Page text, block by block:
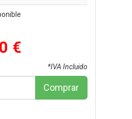
€
*IVA Incluido
Comprar